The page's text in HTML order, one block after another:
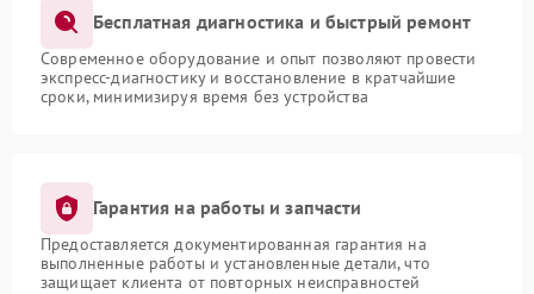
Бесплатная диагностика и быстрый ремонт
Современное оборудование и опыт позволяют провести
экспресс-диагностику и восстановление в кратчайшие
сроки, минимизируя время без устройства
Гарантия на работы и запчасти
Предоставляется документированная гарантия на
выполненные работы и установленные детали, что
защищает клиента от повторных неисправностей